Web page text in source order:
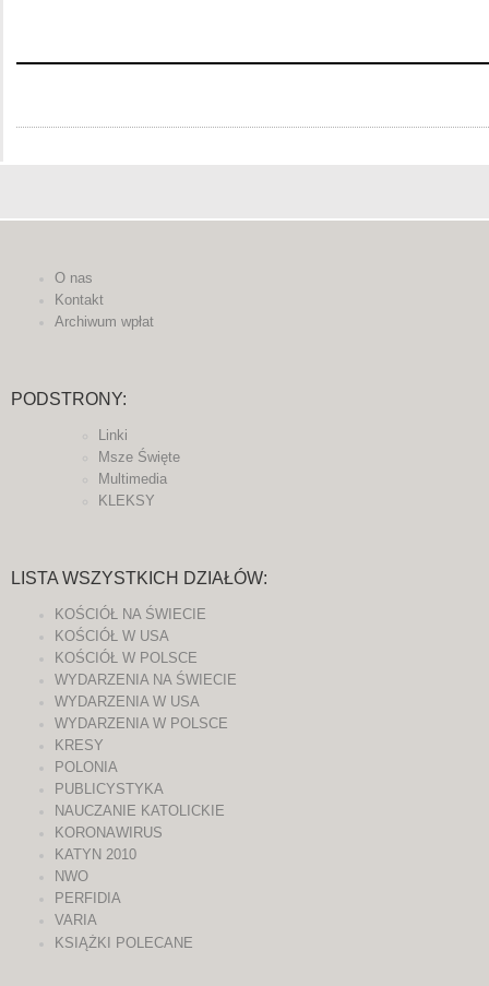
O nas
Kontakt
Archiwum wpłat
PODSTRONY:
Linki
Msze Święte
Multimedia
KLEKSY
LISTA WSZYSTKICH DZIAŁÓW:
KOŚCIÓŁ NA ŚWIECIE
KOŚCIÓŁ W USA
KOŚCIÓŁ W POLSCE
WYDARZENIA NA ŚWIECIE
WYDARZENIA W USA
WYDARZENIA W POLSCE
KRESY
POLONIA
PUBLICYSTYKA
NAUCZANIE KATOLICKIE
KORONAWIRUS
KATYN 2010
NWO
PERFIDIA
VARIA
KSIĄŻKI POLECANE